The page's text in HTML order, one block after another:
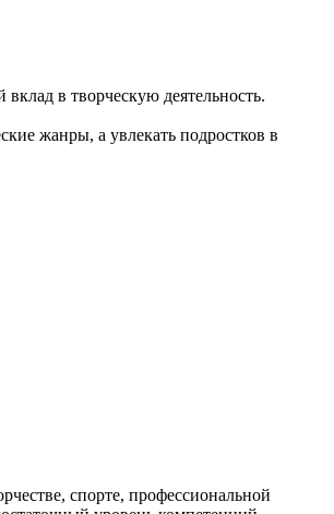
в творческую деятельность.
жанры, а увлекать подростков в
спорте, профессиональной